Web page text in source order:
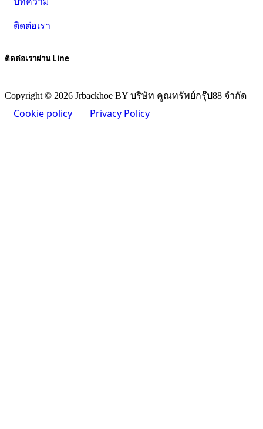
ติดต่อเรา
ติดต่อเราผ่าน Line
Copyright © 2026 Jrbackhoe BY บริษัท คูณทรัพย์กรุ๊ป88 จำกัด
Cookie policy Privacy Policy